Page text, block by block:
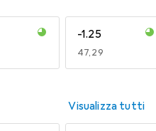
-1.25
EUR
47,29
Visualizza tutti